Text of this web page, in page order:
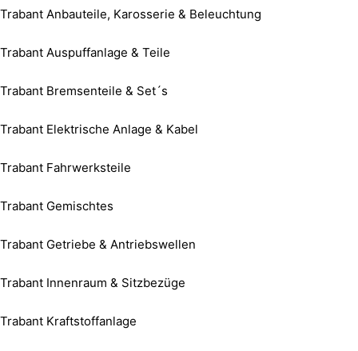
Trabant Anbauteile, Karosserie & Beleuchtung
Trabant Auspuffanlage & Teile
Trabant Bremsenteile & Set´s
Trabant Elektrische Anlage & Kabel
Trabant Fahrwerksteile
Trabant Gemischtes
Trabant Getriebe & Antriebswellen
Trabant Innenraum & Sitzbezüge
Trabant Kraftstoffanlage